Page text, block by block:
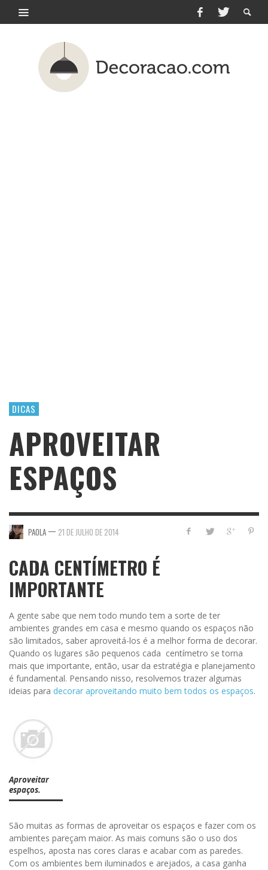
DICAS
APROVEITAR
ESPAÇOS
PAOLA — 21 DE JULHO DE 2014
CADA CENTÍMETRO É
IMPORTANTE
A gente sabe que nem todo mundo tem a sorte de ter
ambientes grandes em casa e mesmo quando os espaços não
são limitados, saber aproveitá-los é a melhor forma de decorar.
Quando os lugares são pequenos cada centímetro se torna
mais que importante, então, usar da estratégia e planejamento
é fundamental. Pensando nisso, resolvemos trazer algumas
ideias para decorar aproveitando muito bem todos os espaços.
Aproveitar
espaços.
São muitas as formas de aproveitar os espaços e fazer com os
ambientes pareçam maior. As mais comuns são o uso dos
espelhos, aposta nas cores claras e acabar com as paredes.
Com os ambientes bem iluminados e arejados, a casa ganha